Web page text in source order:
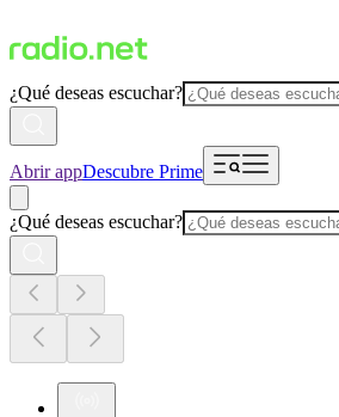
¿Qué deseas escuchar?
Abrir appDescubre Prime
¿Qué deseas escuchar?